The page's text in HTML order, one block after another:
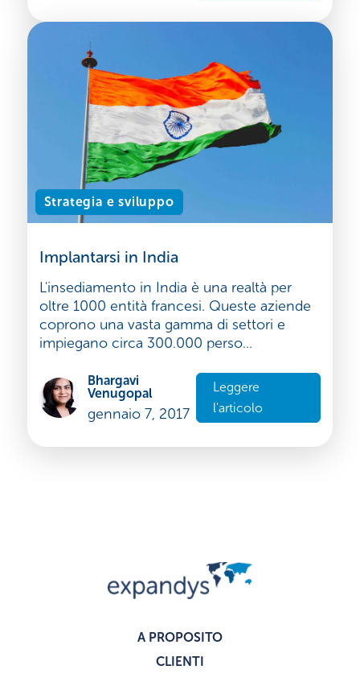
Strategia e sviluppo
Implantarsi in India
L'insediamento in India è una realtà per
oltre 1000 entità francesi. Queste aziende
coprono una vasta gamma di settori e
impiegano circa 300.000 perso...
Bhargavi
Venugopal
gennaio 7, 2017
Leggere
l'articolo
A PROPOSITO
CLIENTI